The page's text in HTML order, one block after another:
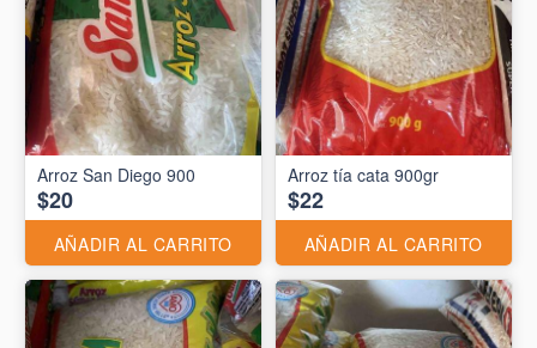
Arroz San Diego 900
$20
AÑADIR AL CARRITO
Arroz tía cata 900gr
$22
AÑADIR AL CARRITO